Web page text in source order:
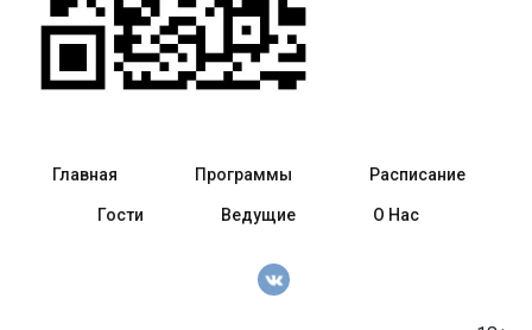
Главная Программы Расписание
Гости Ведущие О Нас